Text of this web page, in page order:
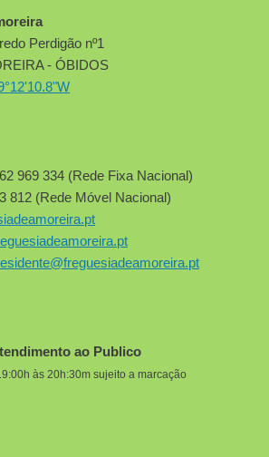
Perdigão nº1
- ÓBIDOS
969 334 (Rede Fixa Nacional)
812 (Rede Móvel Nacional)
ao Publico
às 20h:30m sujeito a marcação